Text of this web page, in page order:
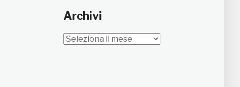
Archivi
Archivi